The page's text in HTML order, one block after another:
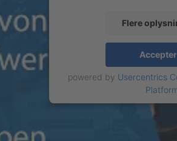
Flere
Accepter
powered by Usercentrics